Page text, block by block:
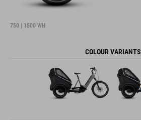
750 | 1500 WH
COLOUR VARIANTS